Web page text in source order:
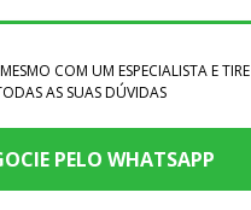
COM UM ESPECIALISTA E TIRE
AS SUAS DÚVIDAS
PELO WHATSAPP